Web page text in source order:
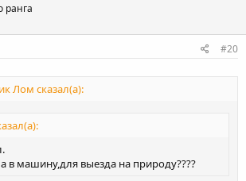
ранга
#20
Лом сказал(а):
в машину,для выезда на природу????